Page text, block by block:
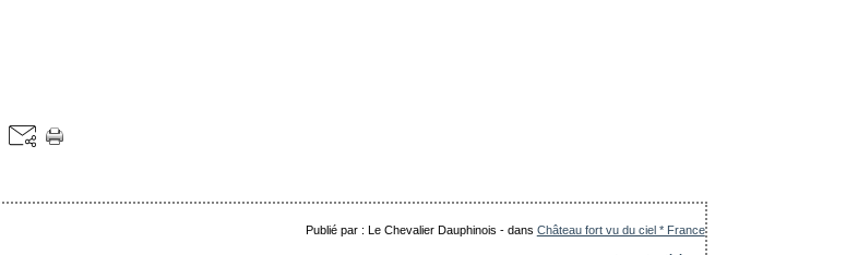
Publié par : Le Chevalier Dauphinois -dans Château fort vu du ciel * France